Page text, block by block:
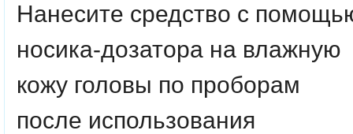
Нанесите средство с
носика-дозатора на влажную
кожу головы по проборам
после использования